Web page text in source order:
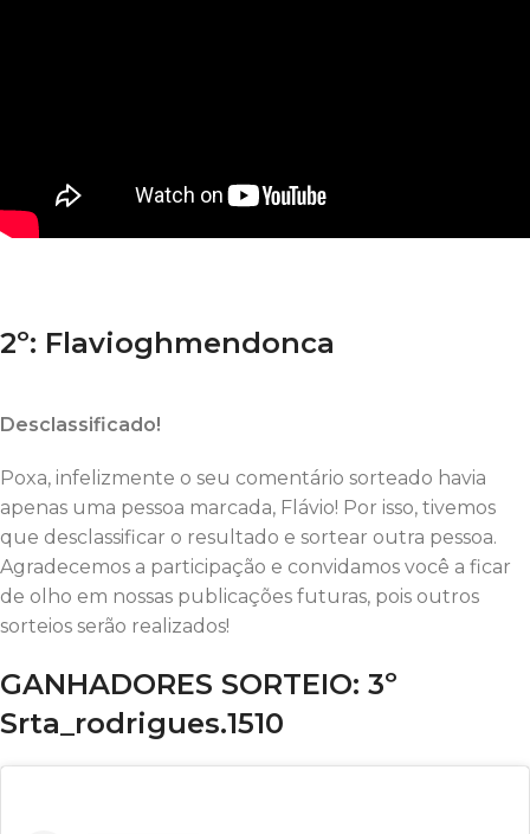
2º: Flavioghmendonca
Desclassificado!
Poxa, infelizmente o seu comentário sorteado havia
apenas uma pessoa marcada, Flávio! Por isso, tivemos
que desclassificar o resultado e sortear outra pessoa.
Agradecemos a participação e convidamos você a ficar
de olho em nossas publicações futuras, pois outros
sorteios serão realizados!
GANHADORES SORTEIO: 3º
Srta_rodrigues.1510